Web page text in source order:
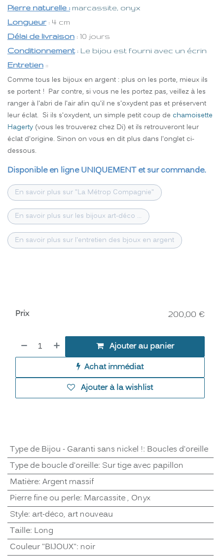
Pierre naturelle : marcassite, onyx
Longueur : 4 cm
Délai de livraison : 10 jours
Conditionnement: Le bijou est fourni avec un écrin
Entretien ::
Comme tous les bijoux en argent : plus on les porte, mieux ils
se portent ! Par contre, si vous ne les portez pas, veillez à les
ranger à l'abri de l'air afin qu'il ne s'oxydent pas et préservent
leur éclat. Si ils s'oxydent, un simple petit coup de chamoisette
Hagerty (vous les trouverez chez Di) et ils retrouveront leur
éclat d'origine. Sinon on vous en dit plus dans l'onglet ci-
dessous.
Disponible en ligne UNIQUEMENT et sur commande.
En savoir plus sur "La Métrop Compagnie"
En savoir plus sur les bijoux art-déco ...
En savoir plus sur l'entretien des bjoux en argent
Ajouter au panier
Achat immédiat
Ajouter à la wishlist
Prix 200,00 €
Type de Bijou - Garanti sans nickel !: Boucles d'oreille
Type de boucle d'oreille: Sur tige avec papillon
Matière: Argent massif
Pierre fine ou perle: Marcassite, Onyx
Style: art-déco, art nouveau
Taille: Long
Couleur "BIJOUX": noir